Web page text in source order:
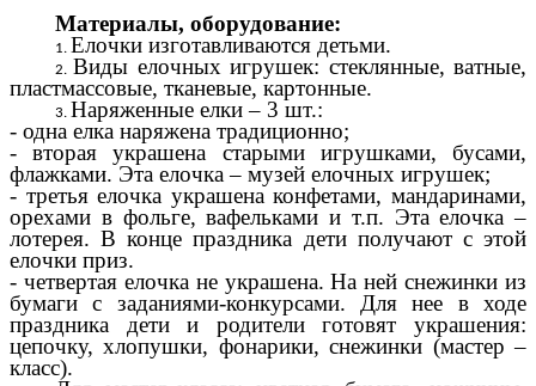
Материалы, оборудование:
Елочки изготавливаются детьми.
Виды елочных игрушек: стеклянные, ватные,
пластмассовые, тканевые, картонные.
Наряженные елки – 3 шт.:
- одна елка наряжена традиционно;
- вторая украшена старыми игрушками, бусами,
флажками. Эта елочка – музей елочных игрушек;
- третья елочка украшена конфетами, мандаринами,
орехами в фольге, вафельками и т.п. Эта елочка –
лотерея. В конце праздника дети получают с этой
елочки приз.
- четвертая елочка не украшена. На ней снежинки из
бумаги с заданиями-конкурсами. Для нее в ходе
праздника дети и родители готовят украшения:
цепочку, хлопушки, фонарики, снежинки (мастер –
класс).